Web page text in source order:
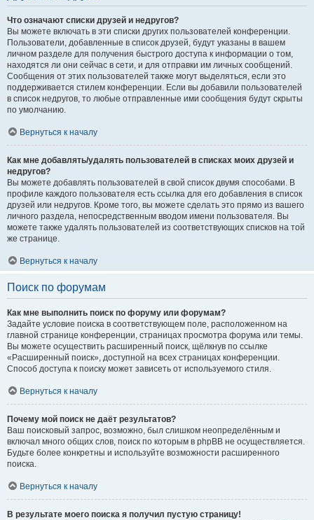
Что означают списки друзей и недругов?
Вы можете включать в эти списки других пользователей конференции.
Пользователи, добавленные в список друзей, будут указаны в вашем
личном разделе для получения быстрого доступа к информации о том,
находятся ли они сейчас в сети, и для отправки им личных сообщений.
Сообщения от этих пользователей также могут выделяться, если это
поддерживается стилем конференции. Если вы добавили пользователей
в список недругов, то любые отправленные ими сообщения будут скрыты
по умолчанию.
Вернуться к началу
Как мне добавлять/удалять пользователей в списках моих друзей и
недругов?
Вы можете добавлять пользователей в свой список двумя способами. В
профиле каждого пользователя есть ссылка для его добавления в список
друзей или недругов. Кроме того, вы можете сделать это прямо из вашего
личного раздела, непосредственным вводом имени пользователя. Вы
можете также удалять пользователей из соответствующих списков на той
же странице.
Вернуться к началу
Поиск по форумам
Как мне выполнить поиск по форуму или форумам?
Задайте условие поиска в соответствующем поле, расположенном на
главной странице конференции, страницах просмотра форума или темы.
Вы можете осуществить расширенный поиск, щёлкнув по ссылке
«Расширенный поиск», доступной на всех страницах конференции.
Способ доступа к поиску может зависеть от используемого стиля.
Вернуться к началу
Почему мой поиск не даёт результатов?
Ваш поисковый запрос, возможно, был слишком неопределённым и
включал много общих слов, поиск по которым в phpBB не осуществляется.
Будьте более конкретны и используйте возможности расширенного
поиска.
Вернуться к началу
В результате моего поиска я получил пустую страницу!